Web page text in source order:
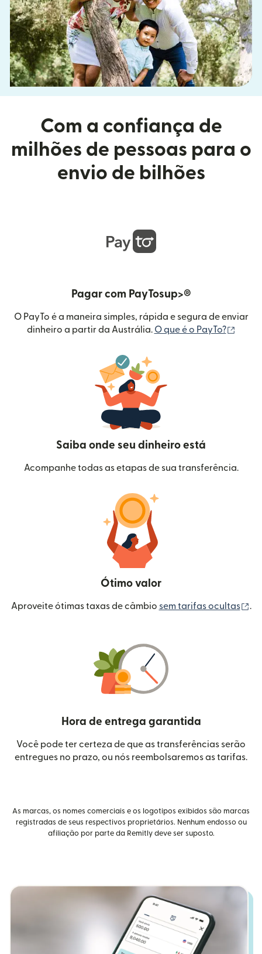
Com a confiança de
milhões de pessoas para o
envio de bilhões
Pagar com PayTosup>®
O PayTo é a maneira simples, rápida e segura de enviar
dinheiro a partir da Austrália. O que é o PayTo?
Saiba onde seu dinheiro está
Acompanhe todas as etapas de sua transferência.
Ótimo valor
Aproveite ótimas taxas de câmbio sem tarifas ocultas .
Hora de entrega garantida
Você pode ter certeza de que as transferências serão
entregues no prazo, ou nós reembolsaremos as tarifas.
As marcas, os nomes comerciais e os logotipos exibidos são marcas
registradas de seus respectivos proprietários. Nenhum endosso ou
afiliação por parte da Remitly deve ser suposto.